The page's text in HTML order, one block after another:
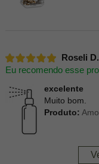
Roseli D.
Eu recomendo esse
excelente
Muito bom.
Produto: